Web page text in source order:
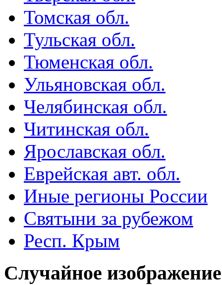
Томская обл.
Тульская обл.
Тюменская обл.
Ульяновская обл.
Челябинская обл.
Читинская обл.
Ярославская обл.
Еврейская авт. обл.
Иные регионы России
Святыни за рубежом
Респ. Крым
Случайное изображение